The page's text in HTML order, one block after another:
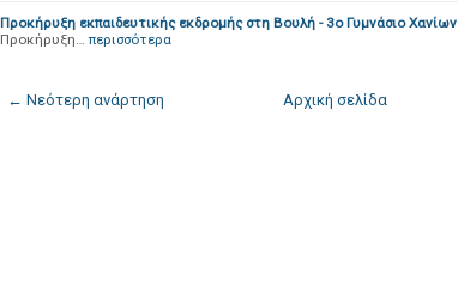
Προκήρυξη εκπαιδευτικής εκδρομής στη Βουλή - 3ο Γυμνάσιο Χανίων
Προκήρυξη… περισσότερα
← Νεότερη ανάρτηση Αρχική σελίδα